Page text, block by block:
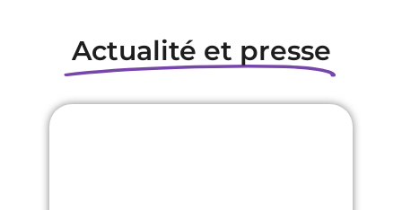
Actualité et presse